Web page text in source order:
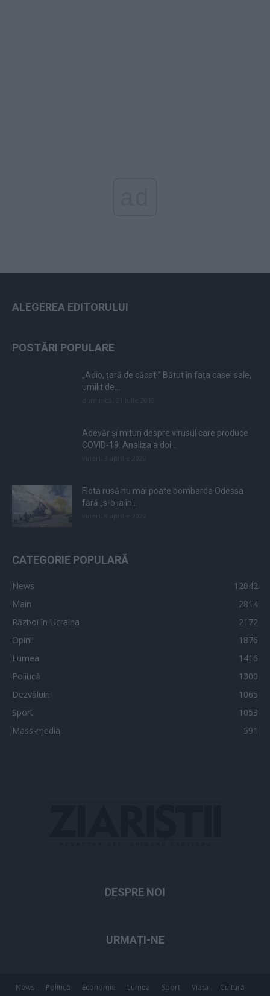
ALEGEREA EDITORULUI
POSTĂRI POPULARE
„Adio, țară de căcat!” Bătut în fața casei sale,
umilit de...
Adevăr și mituri despre virusul care produce
COVID-19. Analiza a doi...
Flota rusă nu mai poate bombarda Odessa
fără „s-o ia în...
CATEGORIE POPULARĂ
News
12042
Main
2814
Război în Ucraina
2172
Opinii
1876
Lumea
1416
Politică
1300
Dezvăluiri
1065
Sport
1053
Mass-media
591
DESPRE NOI
URMAȚI-NE
News Politică Economie Lumea Sport Viața
Cultură